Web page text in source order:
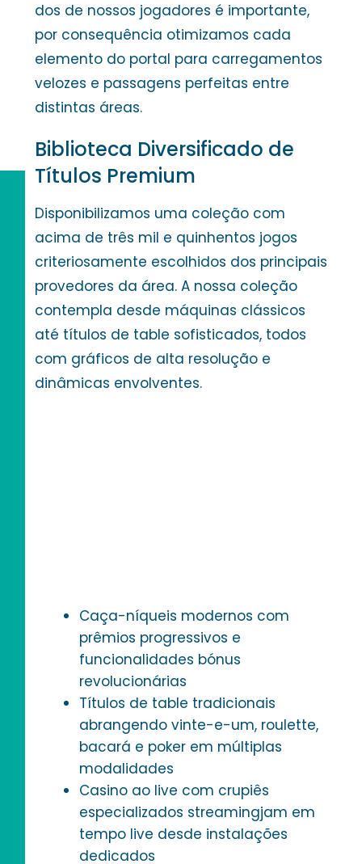
dos de nossos jogadores é importante,
por consequência otimizamos cada
elemento do portal para carregamentos
velozes e passagens perfeitas entre
distintas áreas.
Biblioteca Diversificado de
Títulos Premium
Disponibilizamos uma coleção com
acima de três mil e quinhentos jogos
criteriosamente escolhidos dos principais
provedores da área. A nossa coleção
contempla desde máquinas clássicos
até títulos de table sofisticados, todos
com gráficos de alta resolução e
dinâmicas envolventes.
Caça-níqueis modernos com
prêmios progressivos e
funcionalidades bónus
revolucionárias
Títulos de table tradicionais
abrangendo vinte-e-um, roulette,
bacará e poker em múltiplas
modalidades
Casino ao live com crupiês
especializados streamingjam em
tempo live desde instalações
dedicados